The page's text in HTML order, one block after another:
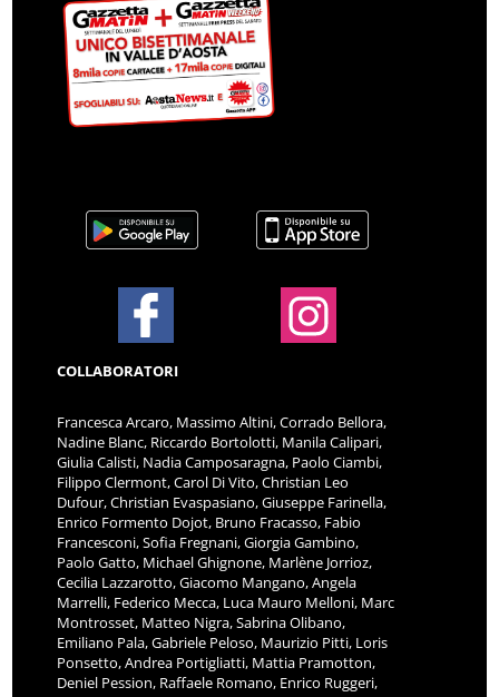
COLLABORATORI
Francesca Arcaro, Massimo Altini, Corrado Bellora,
Nadine Blanc, Riccardo Bortolotti, Manila Calipari,
Giulia Calisti, Nadia Camposaragna, Paolo Ciambi,
Filippo Clermont, Carol Di Vito, Christian Leo
Dufour, Christian Evaspasiano, Giuseppe Farinella,
Enrico Formento Dojot, Bruno Fracasso, Fabio
Francesconi, Sofia Fregnani, Giorgia Gambino,
Paolo Gatto, Michael Ghignone, Marlène Jorrioz,
Cecilia Lazzarotto, Giacomo Mangano, Angela
Marrelli, Federico Mecca, Luca Mauro Melloni, Marc
Montrosset, Matteo Nigra, Sabrina Olibano,
Emiliano Pala, Gabriele Peloso, Maurizio Pitti, Loris
Ponsetto, Andrea Portigliatti, Mattia Pramotton,
Deniel Pession, Raffaele Romano, Enrico Ruggeri,